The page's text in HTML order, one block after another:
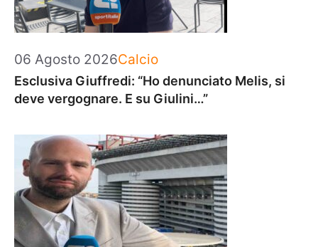
06 Agosto 2026Categorie
Calcio
Esclusiva Giuffredi: “Ho denunciato Melis, si
deve vergognare. E su Giulini…”